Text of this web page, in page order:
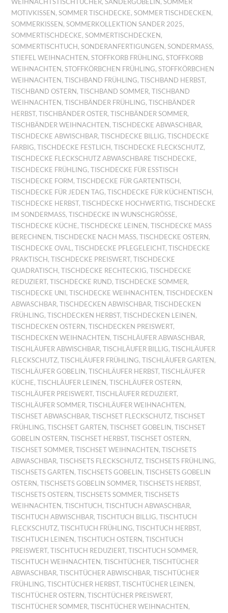
WEIHNACHTSTISCHTÜCHER,SANDERGOBELIN,SOMMER
MOTIVKISSEN,SOMMER TISCHDECKE,SOMMER TISCHDECKEN,
SOMMERKISSEN,SOMMERKOLLEKTION SANDER 2025,
SOMMERTISCHDECKE,SOMMERTISCHDECKEN,
SOMMERTISCHTUCH,SONDERANFERTIGUNGEN,SONDERMASS ,
STIEFEL WEIHNACHTEN,STOFFKORB FRÜHLING,STOFFKORB
WEIHNACHTEN,STOFFKÖRBCHEN FRÜHLING,STOFFKÖRBCHEN
WEIHNACHTEN,TISCHBAND FRÜHLING,TISCHBAND HERBST,
TISCHBAND OSTERN,TISCHBAND SOMMER,TISCHBAND
WEIHNACHTEN,TISCHBÄNDER FRÜHLING,TISCHBÄNDER
HERBST,TISCHBÄNDER OSTER,TISCHBÄNDER SOMMER,
TISCHBÄNDER WEIHNACHTEN,TISCHDECKE ABWASCHBAR,
TISCHDECKE ABWISCHBAR,TISCHDECKE BILLIG,TISCHDECKE
FARBIG,TISCHDECKE FESTLICH,TISCHDECKE FLECKSCHUTZ,
TISCHDECKE FLECKSCHUTZ ABWASCHBARE TISCHDECKE,
TISCHDECKE FRÜHLING,TISCHDECKE FÜR ESSTISCH
TISCHDECKE FORM,TISCHDECKE FÜR GARTENTISCH,
TISCHDECKE FÜR JEDEN TAG,TISCHDECKE FÜR KÜCHENTISCH,
TISCHDECKE HERBST,TISCHDECKE HOCHWERTIG,TISCHDECKE
IM SONDERMASS ,TISCHDECKE IN WUNSCHGRÖSSE ,
TISCHDECKE KÜCHE,TISCHDECKE LEINEN,TISCHDECKE MASS B
ERECHNEN
,TISCHDECKE NACH MASS ,TISCHDECKE OSTERN,
TISCHDECKE OVAL ,TISCHDECKE PFLEGELEICHT,TISCHDECKE
PRAKTISCH,TISCHDECKE PREISWERT,TISCHDECKE
QUADRATISCH,TISCHDECKE RECHTECKIG,TISCHDECKE
REDUZIERT,TISCHDECKE RUND,TISCHDECKE SOMMER,
TISCHDECKE UNI,TISCHDECKE WEIHNACHTEN,TISCHDECKEN
ABWASCHBAR,TISCHDECKEN ABWISCHBAR,TISCHDECKEN
FRÜHLING,TISCHDECKEN HERBST,TISCHDECKEN LEINEN,
TISCHDECKEN OSTERN,TISCHDECKEN PREISWERT,
TISCHDECKEN WEIHNACHTEN,TISCHLÄUFER ABWASCHBAR,
TISCHLÄUFER ABWISCHBAR,TISCHLÄUFER BILLIG,TISCHLÄUFER
FLECKSCHUTZ,TISCHLÄUFER FRÜHLING,TISCHLÄUFER GARTEN,
TISCHLÄUFER GOBELIN,TISCHLÄUFER HERBST,TISCHLÄUFER
KÜCHE,TISCHLÄUFER LEINEN,TISCHLÄUFER OSTERN,
TISCHLÄUFER PREISWERT,TISCHLÄUFER REDUZIERT,
TISCHLÄUFER SOMMER,TISCHLÄUFER WEIHNACHTEN,
TISCHSET ABWASCHBAR,TISCHSET FLECKSCHUTZ,TISCHSET
FRÜHLING,TISCHSET GARTEN,TISCHSET GOBELIN,TISCHSET
GOBELIN OSTERN,TISCHSET HERBST,TISCHSET OSTERN,
TISCHSET SOMMER,TISCHSET WEIHNACHTEN,TISCHSETS
ABWASCHBAR,TISCHSETS FLECKSCHUTZ,TISCHSETS FRÜHLING,
TISCHSETS GARTEN,TISCHSETS GOBELIN,TISCHSETS GOBELIN
OSTERN,TISCHSETS GOBELIN SOMMER,TISCHSETS HERBST,
TISCHSETS OSTERN,TISCHSETS SOMMER,TISCHSETS
WEIHNACHTEN,TISCHTUCH,TISCHTUCH ABWASCHBAR,
TISCHTUCH ABWISCHBAR,TISCHTUCH BILLIG,TISCHTUCH
FLECKSCHUTZ,TISCHTUCH FRÜHLING,TISCHTUCH HERBST,
TISCHTUCH LEINEN,TISCHTUCH OSTERN,TISCHTUCH
PREISWERT,TISCHTUCH REDUZIERT,TISCHTUCH SOMMER,
TISCHTUCH WEIHNACHTEN,TISCHTÜCHER,TISCHTÜCHER
ABWASCHBAR,TISCHTÜCHER ABWISCHBAR,TISCHTÜCHER
FRÜHLING,TISCHTÜCHER HERBST,TISCHTÜCHER LEINEN,
TISCHTÜCHER OSTERN,TISCHTÜCHER PREISWERT,
TISCHTÜCHER SOMMER,TISCHTÜCHER WEIHNACHTEN,